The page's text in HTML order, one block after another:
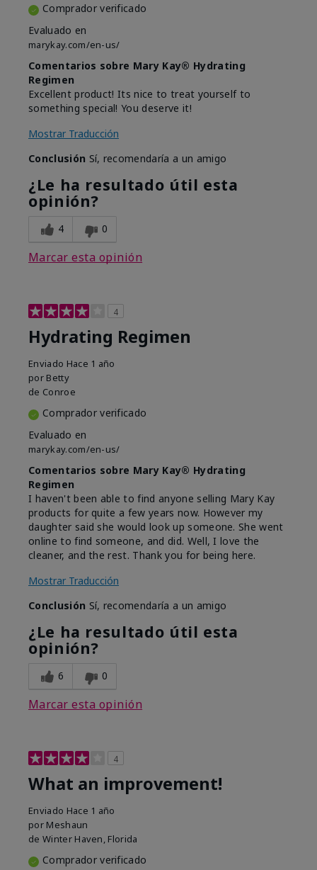
Comprador verificado
Evaluado en
marykay.com/en-us/
Comentarios sobre Mary Kay® Hydrating
Regimen
Excellent product! Its nice to treat yourself to
something special! You deserve it!
Mostrar Traducción
Conclusión Sí, recomendaría a un amigo
¿Le ha resultado útil esta
opinión?
4 0
Marcar esta opinión
4
Hydrating Regimen
Enviado Hace 1 año
por Betty
de Conroe
Comprador verificado
Evaluado en
marykay.com/en-us/
Comentarios sobre Mary Kay® Hydrating
Regimen
I haven't been able to find anyone selling Mary Kay
products for quite a few years now. However my
daughter said she would look up someone. She went
online to find someone, and did. Well, I love the
cleaner, and the rest. Thank you for being here.
Mostrar Traducción
Conclusión Sí, recomendaría a un amigo
¿Le ha resultado útil esta
opinión?
6 0
Marcar esta opinión
4
What an improvement!
Enviado Hace 1 año
por Meshaun
de Winter Haven, Florida
Comprador verificado